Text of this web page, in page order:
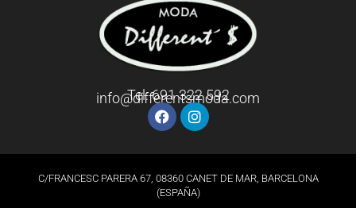
Tel: 691 322 592
info@differentsmoda.com
C/FRANCESC PARERA 67, 08360 CANET DE MAR, BARCELONA
(ESPAÑA)